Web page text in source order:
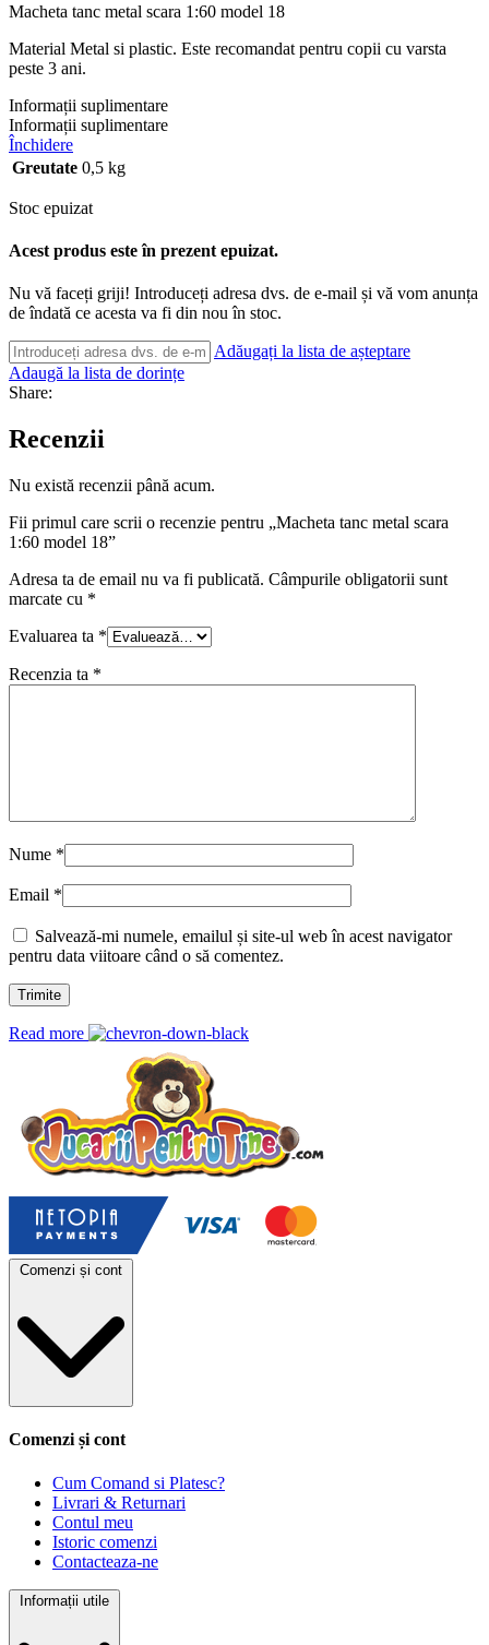
Macheta tanc metal scara 1:60 model 18
Material Metal si plastic. Este recomandat pentru copii cu varsta
peste 3 ani.
Informații suplimentare
Informații suplimentare
Închidere
Greutate 0,5 kg
Stoc epuizat
Acest produs este în prezent epuizat.
Nu vă faceți griji! Introduceți adresa dvs. de e-mail și vă vom anunța
de îndată ce acesta va fi din nou în stoc.
Adăugați la lista de așteptare
Adaugă la lista de dorințe
Share:
Recenzii
Nu există recenzii până acum.
Fii primul care scrii o recenzie pentru „Macheta tanc metal scara
1:60 model 18”
Adresa ta de email nu va fi publicată. Câmpurile obligatorii sunt
marcate cu *
Evaluarea ta *
Recenzia ta *
Nume *
Email *
Salvează-mi numele, emailul și site-ul web în acest navigator
pentru data viitoare când o să comentez.
Read more
Comenzi și cont
Comenzi și cont
Cum Comand si Platesc?
Livrari & Returnari
Contul meu
Istoric comenzi
Contacteaza-ne
Informații utile